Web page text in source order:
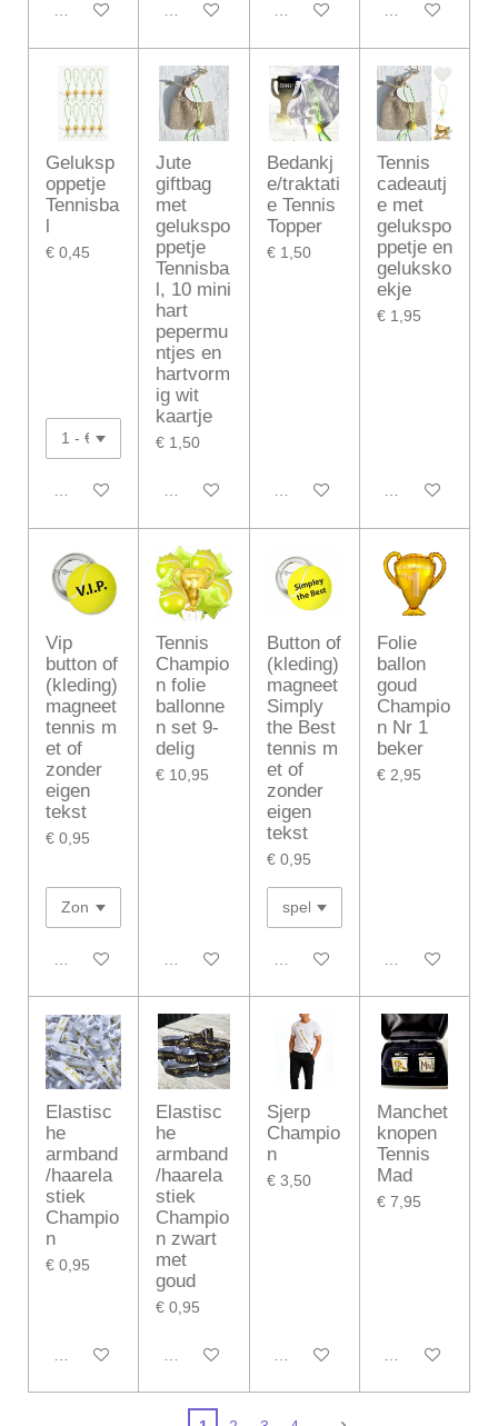
In winkelwagen In winkelwagen In winkelwagen In winkelwagen
Geluksp
oppetje
Tennisba
l
€ 0,45
In winkelwagen
Jute
giftbag
met
gelukspo
ppetje
Tennisba
l, 10 mini
hart
pepermu
ntjes en
hartvorm
ig wit
kaartje
€ 1,50
In winkelwagen
Bedankj
e/traktati
e Tennis
Topper
€ 1,50
In winkelwagen
Tennis
cadeautj
e met
gelukspo
ppetje en
geluksko
ekje
€ 1,95
In winkelwagen
Vip
button of
(kleding)
magneet
tennis m
et of
zonder
eigen
tekst
€ 0,95
In winkelwagen
Tennis
Champio
n folie
ballonne
n set 9-
delig
€ 10,95
In winkelwagen
Button of
(kleding)
magneet
Simply
the Best
tennis m
et of
zonder
eigen
tekst
€ 0,95
Bekijk details
Folie
ballon
goud
Champio
n Nr 1
beker
€ 2,95
In winkelwagen
Elastisc
he
armband
/haarela
stiek
Champio
n
€ 0,95
In winkelwagen
Elastisc
he
armband
/haarela
stiek
Champio
n zwart
met
goud
€ 0,95
In winkelwagen
Sjerp
Champio
n
€ 3,50
In winkelwagen
Manchet
knopen
Tennis
Mad
€ 7,95
In winkelwagen